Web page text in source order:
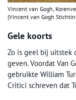
Vincent van Gogh,
(Vincent van Gogh
Gele koorts
Zo is geel bij uitstek
geven. Voordat Van
gebruikte William
Critici schreven dat